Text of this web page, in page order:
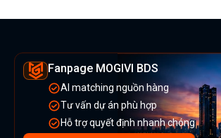
Fanpage MOGIVI BDS
AI matching nguồn hàng
Tư vấn dự án phù hợp
Hỗ trợ quyết định nhanh chóng